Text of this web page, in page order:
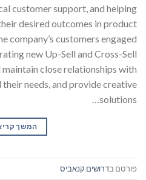
customer support, and helping
desired outcomes in product
company’s customers engaged
new Up-Sell and Cross-Sell
close relationships with
needs, and provide creative
solutions…
המשך
פורסם בדרושים קנאביס